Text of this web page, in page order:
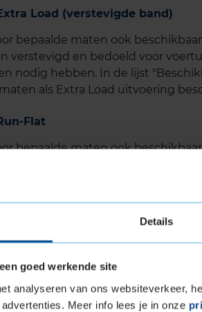
Details
goed werkende site
analyseren van ons websiteverkeer,
Meer info lees je in onze
Load (verstevigde band)
bepaalde maten ook
verstevigd en bedoeld voor
nodig hebben. In de lijst
als Extra Load uitvoering
Flat
bepaalde maten ook
rijden bij een lekke band. Deze
die uitgerust zijn met een
zijn voor runflatbanden.
kopen bij KwikFit
koop de Bridgestone
online je montageafspraak in